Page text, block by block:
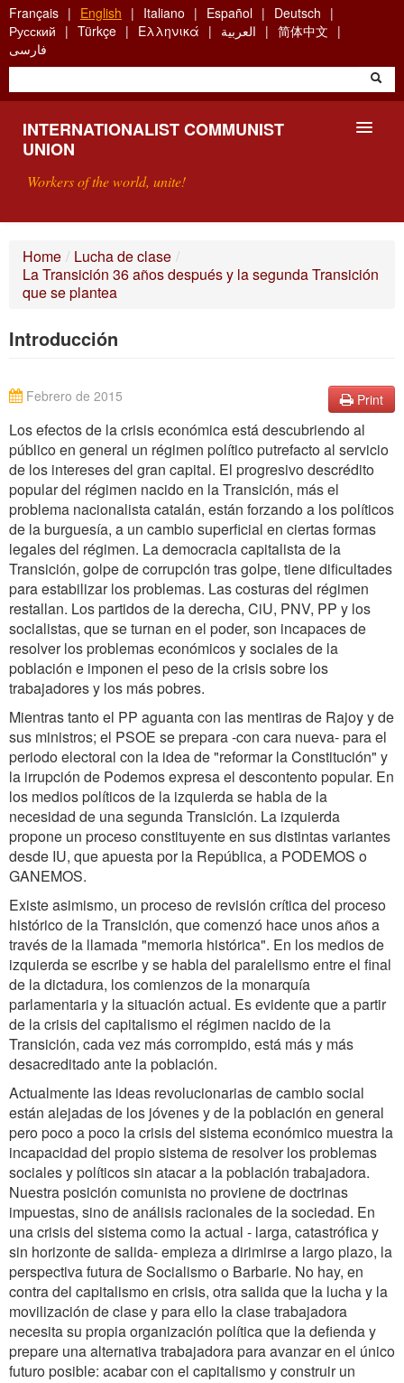
Skip
to
main
content
Français English Italiano Español
Deutsch
Русский
Türkçe Ελληνικά العربية
简体中文
فارسی
INTERNATIONALIST COMMUNIST
UNION
Workers of the world, unite!
ABOUT THE ICU
Home / Lucha de clase /
La Transición 36 años después y la segunda Transición
que se plantea
Introducción
Print
Febrero de 2015
Los efectos de la crisis económica está descubriendo al
público en general un régimen político putrefacto al servicio
de los intereses del gran capital. El progresivo descrédito
popular del régimen nacido en la Transición, más el
problema nacionalista catalán, están forzando a los políticos
de la burguesía, a un cambio superficial en ciertas formas
legales del régimen. La democracia capitalista de la
Transición, golpe de corrupción tras golpe, tiene dificultades
para estabilizar los problemas. Las costuras del régimen
restallan. Los partidos de la derecha, CiU, PNV, PP y los
socialistas, que se turnan en el poder, son incapaces de
resolver los problemas económicos y sociales de la
población e imponen el peso de la crisis sobre los
trabajadores y los más pobres.
Mientras tanto el PP aguanta con las mentiras de Rajoy y de
sus ministros; el PSOE se prepara -con cara nueva- para el
periodo electoral con la idea de "reformar la Constitución" y
la irrupción de Podemos expresa el descontento popular. En
los medios políticos de la izquierda se habla de la
necesidad de una segunda Transición. La izquierda
propone un proceso constituyente en sus distintas variantes
desde IU, que apuesta por la República, a PODEMOS o
GANEMOS.
Existe asimismo, un proceso de revisión crítica del proceso
histórico de la Transición, que comenzó hace unos años a
través de la llamada "memoria histórica". En los medios de
izquierda se escribe y se habla del paralelismo entre el final
de la dictadura, los comienzos de la monarquía
parlamentaria y la situación actual. Es evidente que a partir
de la crisis del capitalismo el régimen nacido de la
Transición, cada vez más corrompido, está más y más
desacreditado ante la población.
Actualmente las ideas revolucionarias de cambio social
están alejadas de los jóvenes y de la población en general
pero poco a poco la crisis del sistema económico muestra la
incapacidad del propio sistema de resolver los problemas
sociales y políticos sin atacar a la población trabajadora.
Nuestra posición comunista no proviene de doctrinas
impuestas, sino de análisis racionales de la sociedad. En
una crisis del sistema como la actual - larga, catastrófica y
sin horizonte de salida- empieza a dirimirse a largo plazo, la
perspectiva futura de Socialismo o Barbarie. No hay, en
contra del capitalismo en crisis, otra salida que la lucha y la
movilización de clase y para ello la clase trabajadora
necesita su propia organización política que la defienda y
prepare una alternativa trabajadora para avanzar en el único
futuro posible: acabar con el capitalismo y construir un